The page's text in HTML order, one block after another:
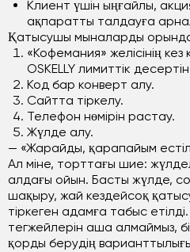
Клиент үшін ыңғайлы,
ақпаратты талдауға
Қатысушы мыналарды
«Кофемания» желісінің
OSKELLY лимиттік
Код бар конверт алу.
Сайтта тіркелу.
Телефон нөмірін растау.
Жүлде алу.
— «Жарайды, қарапайым
Ал міне, торттағы шие:
алдағы ойын. Басты жүлде,
шақыру, жай кездейсоқ
тіркеген адамға табыс
тегжейлерін аша алмаймыз,
қорды берудің